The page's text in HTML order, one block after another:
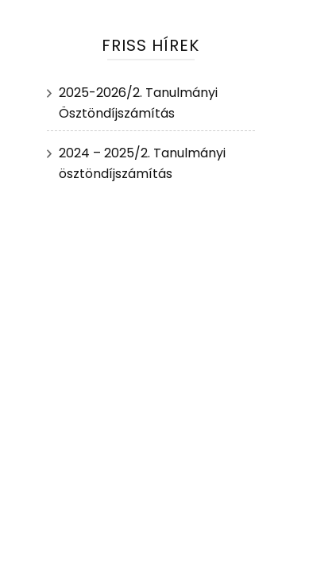
FRISS HÍREK
2025-2026/2. Tanulmányi
Ösztöndíjszámítás
2024 – 2025/2. Tanulmányi
ösztöndíjszámítás